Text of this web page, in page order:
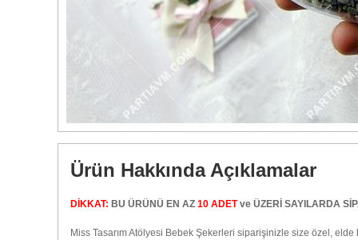
Ürün Hakkında Açıklamalar
DİKKAT: BU ÜRÜNÜ EN AZ 10 ADETve ÜZERİ SAYILARDA
Miss Tasarım Atölyesi Bebek Şekerleri siparişinizle size özel,